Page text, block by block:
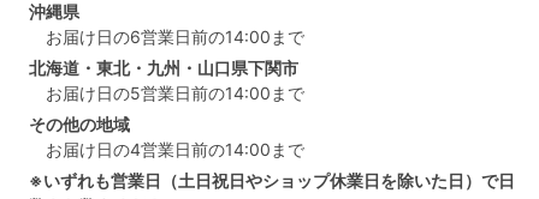
沖縄県
お届け日の6営業日前の14:00まで
北海道・東北・九州・山口県下関市
お届け日の5営業日前の14:00まで
その他の地域
お届け日の4営業日前の14:00まで
※いずれも営業日（土日祝日やショップ休業日を除いた日）で日